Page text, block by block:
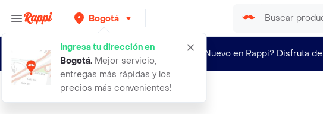
Bogotá
Ingresa tu dirección en
Bogotá. Mejor servicio,
entregas más rápidas y los
precios más convenientes!
¿Nuevo en Rappi? Disfruta de
accesorio plavaplatos 36x13